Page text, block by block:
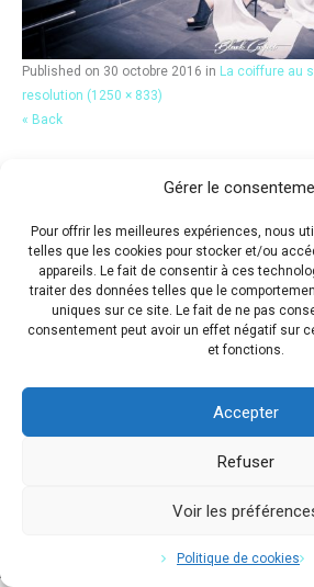
Gérer le
Pour offrir les meilleures expériences, nous
telles que les cookies pour stocker et/ou
appareils. Le fait de consentir à ces
traiter des données telles que le
uniques sur ce site. Le fait de ne pas
consentement peut avoir un effet négatif sur
et fonctions.
Accepter
Refuser
Voir les
Politique de cookies
Published on 30 octobre 2016 in La coiffure au
resolution (1250 × 833)
« Back
Copyright © 2017 Flavio Da Costa. All